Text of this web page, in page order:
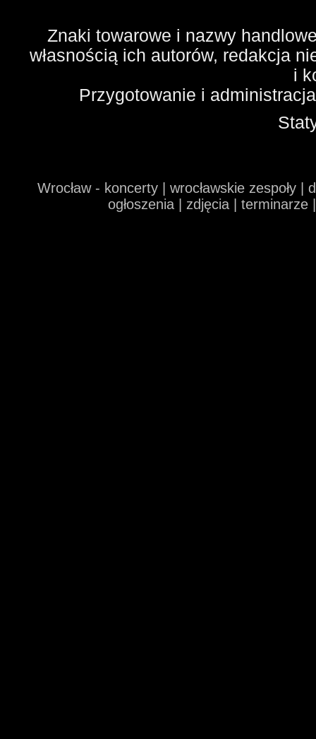
Znaki towarowe i nazwy
własnością ich autorów, redakcja
i
Przygotowanie i
Wrocław - koncerty | wrocławskie zespoły
ogłoszenia | zdjęcia |